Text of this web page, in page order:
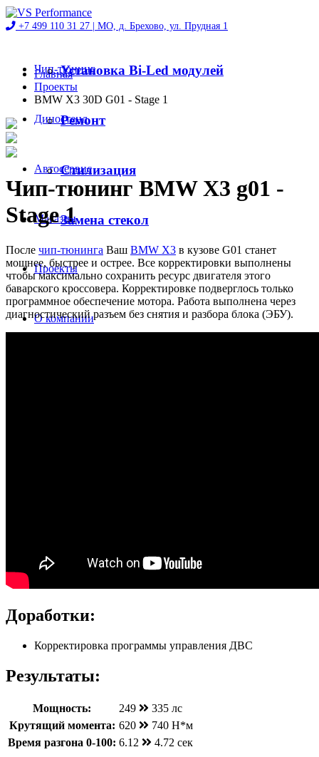
+7 499 110 31 27 | МО, д. Брехово, ул. Прудная 1
Чип-тюнинг
Диностенд
Автосервис
Магазин
Проекты
О компании
Установка Bi-Led модулей
Ремонт
Стилизация
Замена стекол
Главная
Проекты
BMW X3 30D G01 - Stage 1
Чип-тюнинг BMW X3 g01 -
Stage 1
После чип-тюнинга Ваш BMW X3 в кузове G01 станет
мощнее, быстрее и острее. Все корректировки выполнены
чтобы максимально сохранить ресурс двигателя этого
баварского кроссовера. Корректировке подверглось только
программное обеспечение мотора. Работа выполнена через
диагностический разъем без снятия и разбора блока (ЭБУ).
Доработки:
Корректировка программы управления ДВС
Результаты:
Мощность: 249
335 лс
Крутящий момента: 620
740 Н*м
Время разгона 0-100: 6.12 4.72 сек